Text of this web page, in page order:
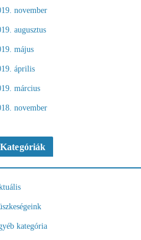
november
augusztus
május
április
március
november
Kategóriák
kategória